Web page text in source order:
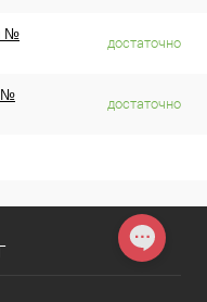
№
достаточно
№
достаточно